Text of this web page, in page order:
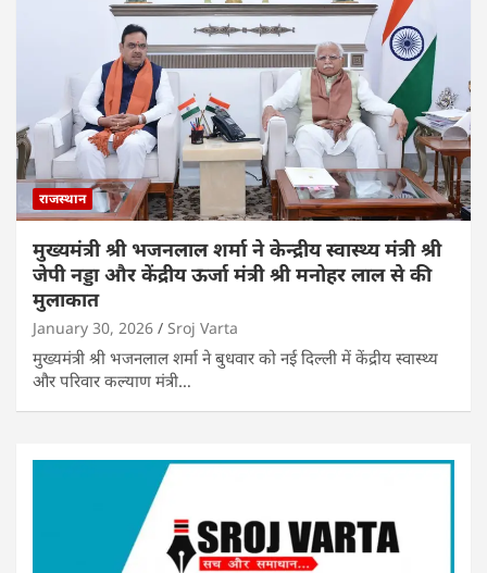
राजस्थान
मुख्यमंत्री श्री भजनलाल शर्मा ने केन्द्रीय स्वास्थ्य मंत्री श्री
जेपी नड्डा और केंद्रीय ऊर्जा मंत्री श्री मनोहर लाल से की
मुलाकात
January 30, 2026 Sroj Varta
मुख्यमंत्री श्री भजनलाल शर्मा ने बुधवार को नई दिल्ली में केंद्रीय स्वास्थ्य
और परिवार कल्याण मंत्री…